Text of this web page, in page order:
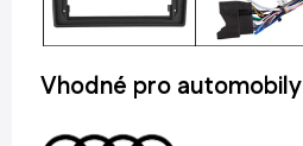
Vhodné pro automobily